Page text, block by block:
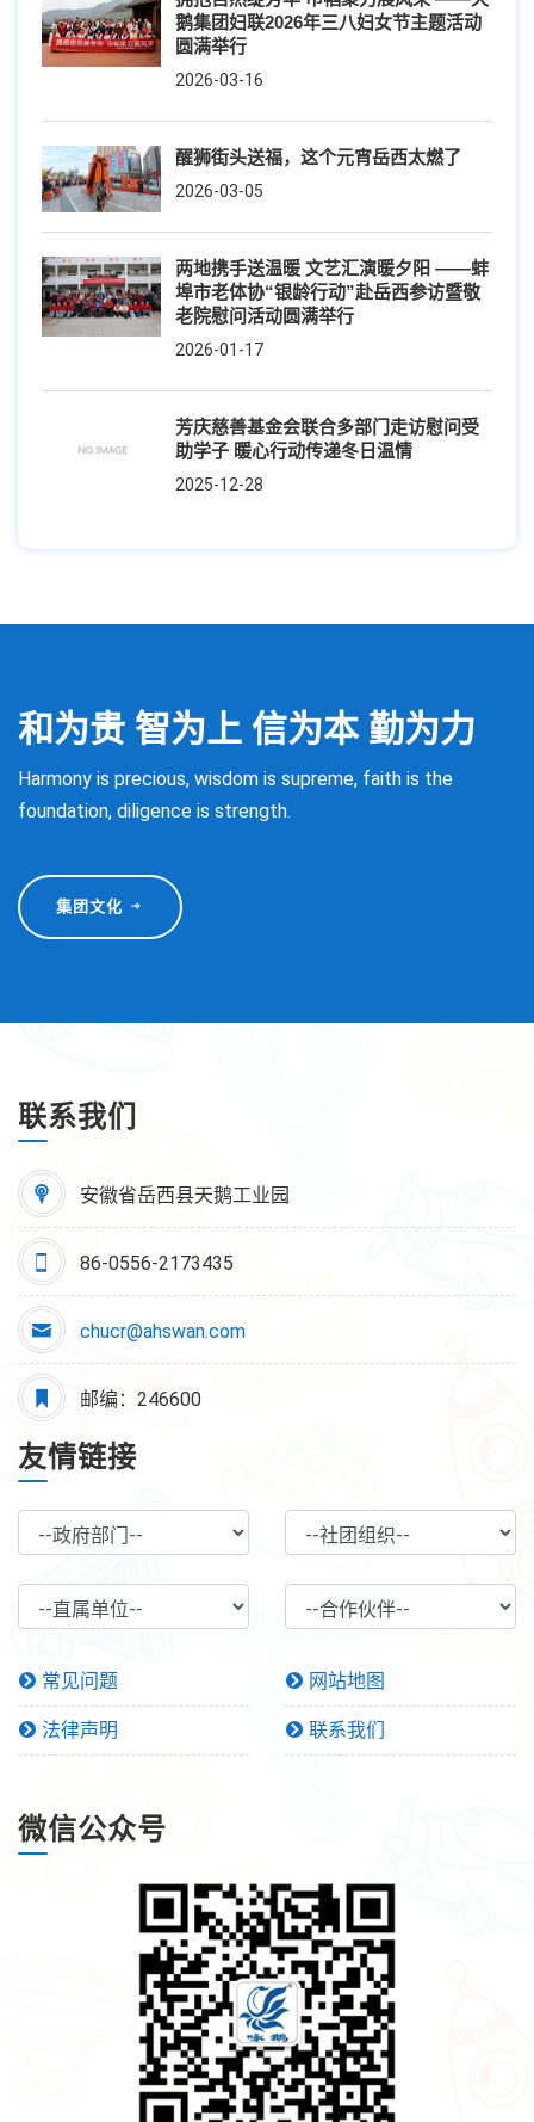
鹅集团妇联2026年三八妇女节主题活动
圆满举行
2026-03-16
醒狮街头送福，这个元宵岳西太燃了
2026-03-05
两地携手送温暖 文艺汇演暖夕阳 ——蚌
埠市老体协“银龄行动”赴岳西参访暨敬
老院慰问活动圆满举行
2026-01-17
芳庆慈善基金会联合多部门走访慰问受
助学子 暖心行动传递冬日温情
2025-12-28
和为贵 智为上 信为本 勤为力
Harmony is precious, wisdom is supreme, faith is the
foundation, diligence is strength.
集团文化
联系我们
安徽省岳西县天鹅工业园
86-0556-2173435
chucr@ahswan.com
邮编：246600
友情链接
常见问题 网站地图
法律声明 联系我们
微信公众号